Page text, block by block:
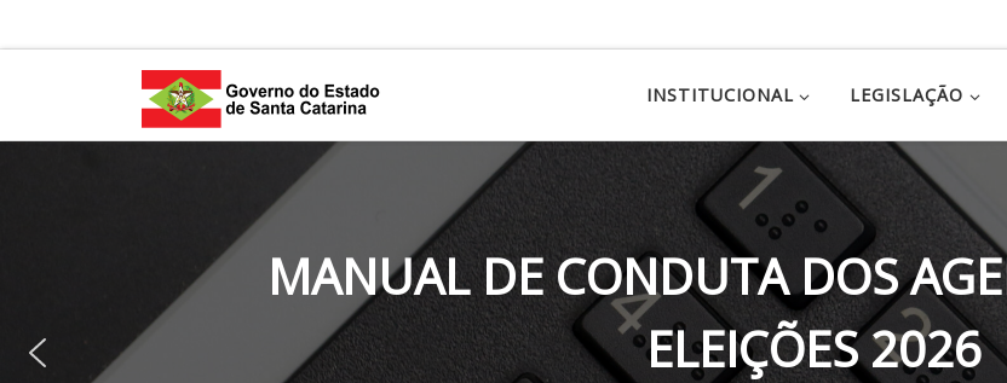
INSTITUCIONAL LEGISLAÇÃO
MANUAL DE CONDUTA DOS
ELEIÇÕES 2026